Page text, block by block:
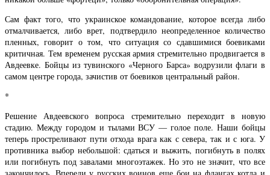
Сам факт того, что украинское командование, которое всегда либо
отмалчивается, либо врет, подтвердило неопределенное количество
пленных, говорит о том, что ситуация со сдавшимися боевиками
критичная. Тем временем русская армия стремительно продвигается в
Авдеевке. Бойцы из тувинского «Черного Барса» водрузили флаги в
самом центре города, зачистив от боевиков центральный район.
*
Решение Авдеевского вопроса стремительно переходит в новую
стадию. Между городом и тылами ВСУ — голое поле. Наши бойцы
теперь простреливают пути отхода врага как с севера, так и с юга. У
противника выбор небольшой: сдаться и выжить, погибнуть в полях
или погибнуть под завалами многоэтажек. Но это не значит, что все